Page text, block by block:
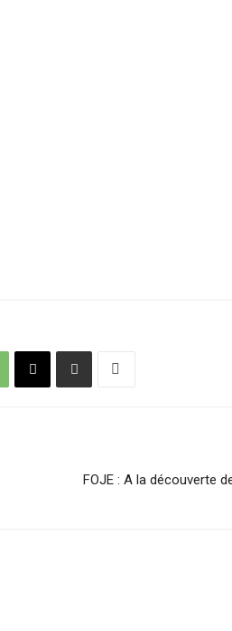
FOJE : A la découverte